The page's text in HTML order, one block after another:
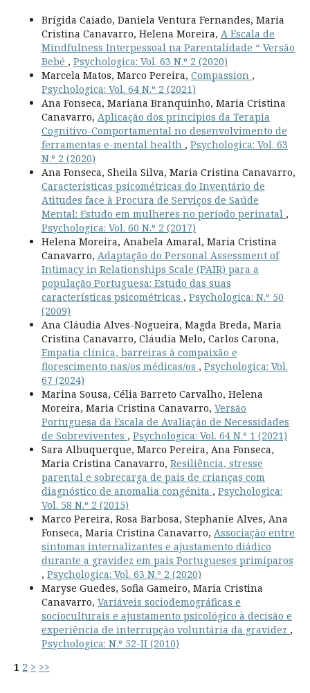
Brígida Caiado, Daniela Ventura Fernandes, Maria
Cristina Canavarro, Helena Moreira, A Escala de
Mindfulness Interpessoal na Parentalidade “ Versão
Bebé , Psychologica: Vol. 63 N.º 2 (2020)
Marcela Matos, Marco Pereira, Compassion ,
Psychologica: Vol. 64 N.º 2 (2021)
Ana Fonseca, Mariana Branquinho, Maria Cristina
Canavarro, Aplicação dos princípios da Terapia
Cognitivo-Comportamental no desenvolvimento de
ferramentas e-mental health , Psychologica: Vol. 63
N.º 2 (2020)
Ana Fonseca, Sheila Silva, Maria Cristina Canavarro,
Características psicométricas do Inventário de
Atitudes face à Procura de Serviços de Saúde
Mental: Estudo em mulheres no período perinatal ,
Psychologica: Vol. 60 N.º 2 (2017)
Helena Moreira, Anabela Amaral, Maria Cristina
Canavarro, Adaptação do Personal Assessment of
Intimacy in Relationships Scale (PAIR) para a
população Portuguesa: Estudo das suas
características psicométricas , Psychologica: N.º 50
(2009)
Ana Cláudia Alves-Nogueira, Magda Breda, Maria
Cristina Canavarro, Cláudia Melo, Carlos Carona,
Empatia clínica, barreiras à compaixão e
florescimento nas/os médicas/os , Psychologica: Vol.
67 (2024)
Marina Sousa, Célia Barreto Carvalho, Helena
Moreira, Maria Cristina Canavarro, Versão
Portuguesa da Escala de Avaliação de Necessidades
de Sobreviventes , Psychologica: Vol. 64 N.º 1 (2021)
Sara Albuquerque, Marco Pereira, Ana Fonseca,
Maria Cristina Canavarro, Resiliência, stresse
parental e sobrecarga de pais de crianças com
diagnóstico de anomalia congénita , Psychologica:
Vol. 58 N.º 2 (2015)
Marco Pereira, Rosa Barbosa, Stephanie Alves, Ana
Fonseca, Maria Cristina Canavarro, Associação entre
sintomas internalizantes e ajustamento diádico
durante a gravidez em pais Portugueses primíparos
, Psychologica: Vol. 63 N.º 2 (2020)
Maryse Guedes, Sofia Gameiro, Maria Cristina
Canavarro, Variáveis sociodemográficas e
socioculturais e ajustamento psicológico à decisão e
experiência de interrupção voluntária da gravidez ,
Psychologica: N.º 52-II (2010)
1 2 > >>